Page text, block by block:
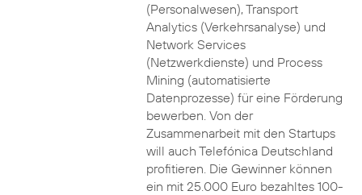
(Personalwesen), Transport
Analytics (Verkehrsanalyse) und
Network Services
(Netzwerkdienste) und Process
Mining (automatisierte
Datenprozesse) für eine Förderung
bewerben. Von der
Zusammenarbeit mit den Startups
will auch Telefónica Deutschland
profitieren. Die Gewinner können
ein mit 25.000 Euro bezahltes 100-